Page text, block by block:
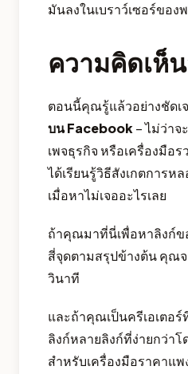
มันลงในเบราว์เซอร์ของพ
ความคิดเห็
ตอนนี้คุณรู้แล้วอย่างชัดเ
บน Facebook– ไม่ว่าจ
เพจธุรกิจ หรือเครื่องมือ
ได้เรียนรู้วิธีสังเกตการห
เมื่อหาไม่เจออะไรเลย
ถ้าคุณมาที่นี่เพื่อหาลิงก์
สี่จุดตามสรุปข้างต้น คุณ
วินาที
และถ้าคุณเป็นครีเอเตอ
ลิงก์หลายลิงก์ที่ง่ายกว่าโ
สำหรับเครื่องมือราคาแพ